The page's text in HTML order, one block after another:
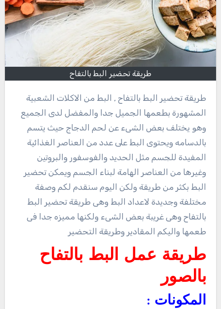
طريقة تحضير البط بالتفاح
طريقة تحضير البط بالتفاح , البط من الاكلات الشعبية
المشهورة بطعمها الجميل جدا والمفضل لدى الجميع
وهو يختلف بعض الشىء عن لحم الدجاج حيث يتسم
بالدسامه ويحتوى البط على عدد من العناصر الغذائية
المفيدة للجسم مثل الحديد والفوسفور والبروتين
وغيرها من العناصر الهامة لبناء الجسم ويمكن تحضير
البط بكثر من طريقة ولكن اليوم سنقدم لكم وصفة
مختلفة وجديدة لاعداد البط وهى طريقة تحضير البط
بالتفاح وهى غريبة بعض الشىء ولكنها مميزه جدا فى
طعمها واليكم المقادير وطريقة التحضير
طريقة عمل البط بالتفاح
بالصور
المكونات :